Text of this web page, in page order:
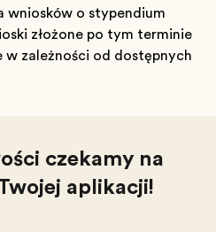
wniosków o stypendium
złożone po tym terminie
w zależności od dostępnych
czekamy na
aplikacji!